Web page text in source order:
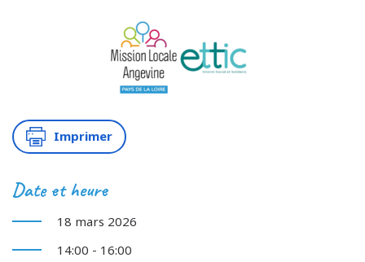
Imprimer
Date et heure
18 mars 2026
14:00 - 16:00